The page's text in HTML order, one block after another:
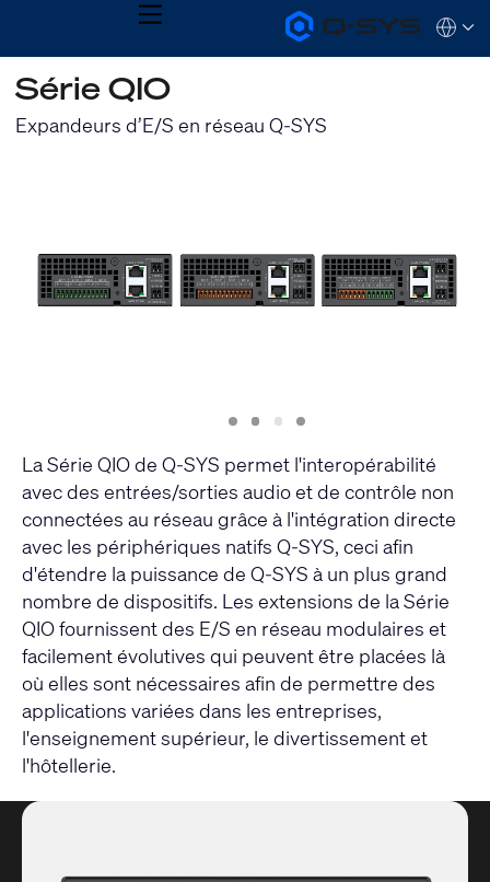
Q-
SYS
MENU
QSYS.com (English)
India (English)
Deutsch
Español
Série QIO
Expandeurs d’E/S en réseau Q-SYS
Slide
1 Slide
2 Slide
3 Slide
4
La Série QIO de Q-SYS permet l'interopérabilité
avec des entrées/sorties audio et de contrôle non
connectées au réseau grâce à l'intégration directe
avec les périphériques natifs Q-SYS, ceci afin
d'étendre la puissance de Q-SYS à un plus grand
nombre de dispositifs. Les extensions de la Série
QIO fournissent des E/S en réseau modulaires et
facilement évolutives qui peuvent être placées là
où elles sont nécessaires afin de permettre des
applications variées dans les entreprises,
l'enseignement supérieur, le divertissement et
l'hôtellerie.